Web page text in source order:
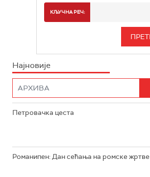
РТС 3
РТС КОЛО
ИНФО
КЉУЧНА РЕЧ:
Најновије
Петровачка цеста
Романипен: Дан сећања на ромске жртве